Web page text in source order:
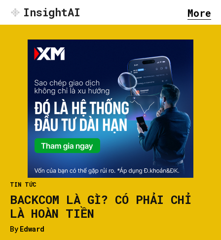
InsightAI More
TIN TỨC
BACKCOM LÀ GÌ? CÓ PHẢI CHỈ
LÀ HOÀN TIỀN
By Edward